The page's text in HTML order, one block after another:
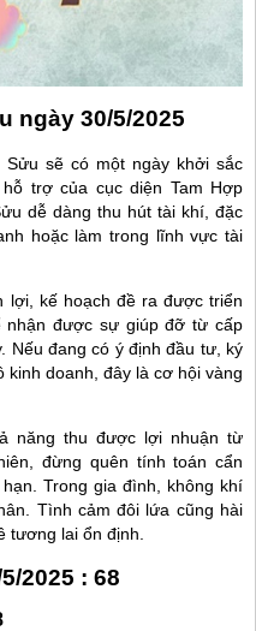
ngày 30/5/2025
sẽ có một ngày khởi sắc
trợ của cục diện Tam Hợp
dễ dàng thu hút tài khí, đặc
hoặc làm trong lĩnh vực tài
lợi, kế hoạch đề ra được triển
nhận được sự giúp đỡ từ cấp
Nếu đang có ý định đầu tư, ký
doanh, đây là cơ hội vàng
năng thu được lợi nhuận từ
đừng quên tính toán cẩn
Trong gia đình, không khí
Tình cảm đôi lứa cũng hài
tương lai ổn định.
2025 : 68